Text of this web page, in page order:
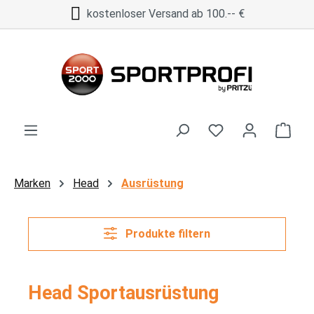
Zum Hauptinhalt springenkostenloser Versand ab 100.-- €
Marken Head Ausrüstung
Produkte filtern
Head Sportausrüstung